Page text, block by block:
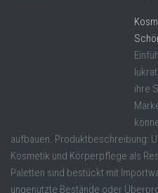
ihre
aufbauen. Produktbeschreibung:
Kosmetik und Körperpflege als
Paletten sind bestückt mit
ungenutzte Bestände oder